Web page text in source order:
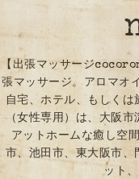
【出張マッサージ
張マッサージ。アロマオ
自宅、ホテル、もしく
（女性専用）は、大阪市
アットホームな癒し空
市、池田市、東大阪市、
ット